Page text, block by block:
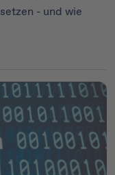
- und wie